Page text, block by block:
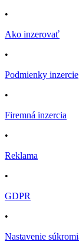
•
Ako inzerovať
•
Podmienky inzercie
•
Firemná inzercia
•
Reklama
•
GDPR
•
Nastavenie